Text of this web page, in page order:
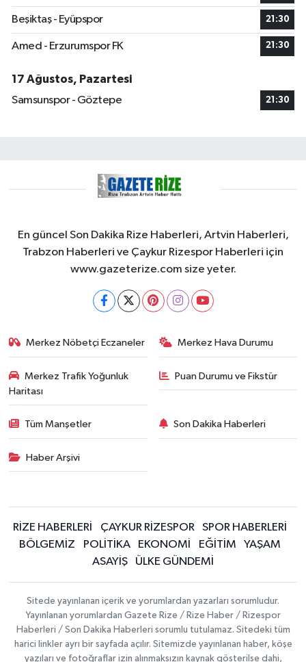
Beşiktaş - Eyüpspor 21:30
Amed - Erzurumspor FK 21:30
17 Ağustos, Pazartesi
Samsunspor - Göztepe
21:30
En güncel Son Dakika Rize Haberleri, Artvin Haberleri,
Trabzon Haberleri ve Çaykur Rizespor Haberleri için
www.gazeterize.com size yeter.
Merkez Nöbetçi Eczaneler Merkez Hava Durumu
Merkez Trafik Yoğunluk
Haritası
Puan Durumu ve Fikstür
Tüm Manşetler Son Dakika Haberleri
Haber Arşivi
RİZE HABERLERİ ÇAYKUR RİZESPOR
SPOR HABERLERİ
BÖLGEMİZ
POLİTİKA EKONOMİ EĞİTİM
YAŞAM
ASAYİŞ
ÜLKE GÜNDEMİ
Sitede yayınlanan içerik ve yorumlardan yazarları sorumludur.
Yayınlanan yorumlardan Gazete Rize / Rize Haber / Rizespor
Haberleri / Son Dakika Haberleri sorumlu tutulamaz. Sitedeki tüm
harici linkler ayrı bir sayfada açılır. Sitemizde yayınlanan haber, köşe
yazıları ve fotoğraflar izin alınmaksızın kaynak gösterilse dahi,